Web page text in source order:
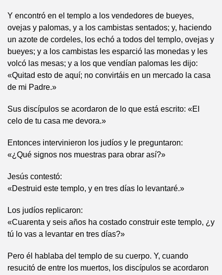
Y encontró en el templo a los vendedores de bueyes,
ovejas y palomas, y a los cambistas sentados; y, haciendo
un azote de cordeles, los echó a todos del templo, ovejas y
bueyes; y a los cambistas les esparció las monedas y les
volcó las mesas; y a los que vendían palomas les dijo:
«Quitad esto de aquí; no convirtáis en un mercado la casa
de mi Padre.»
Sus discípulos se acordaron de lo que está escrito: «El
celo de tu casa me devora.»
Entonces intervinieron los judíos y le preguntaron:
«¿Qué signos nos muestras para obrar así?»
Jesús contestó:
«Destruid este templo, y en tres días lo levantaré.»
Los judíos replicaron:
«Cuarenta y seis años ha costado construir este templo, ¿y
tú lo vas a levantar en tres días?»
Pero él hablaba del templo de su cuerpo. Y, cuando
resucitó de entre los muertos, los discípulos se acordaron